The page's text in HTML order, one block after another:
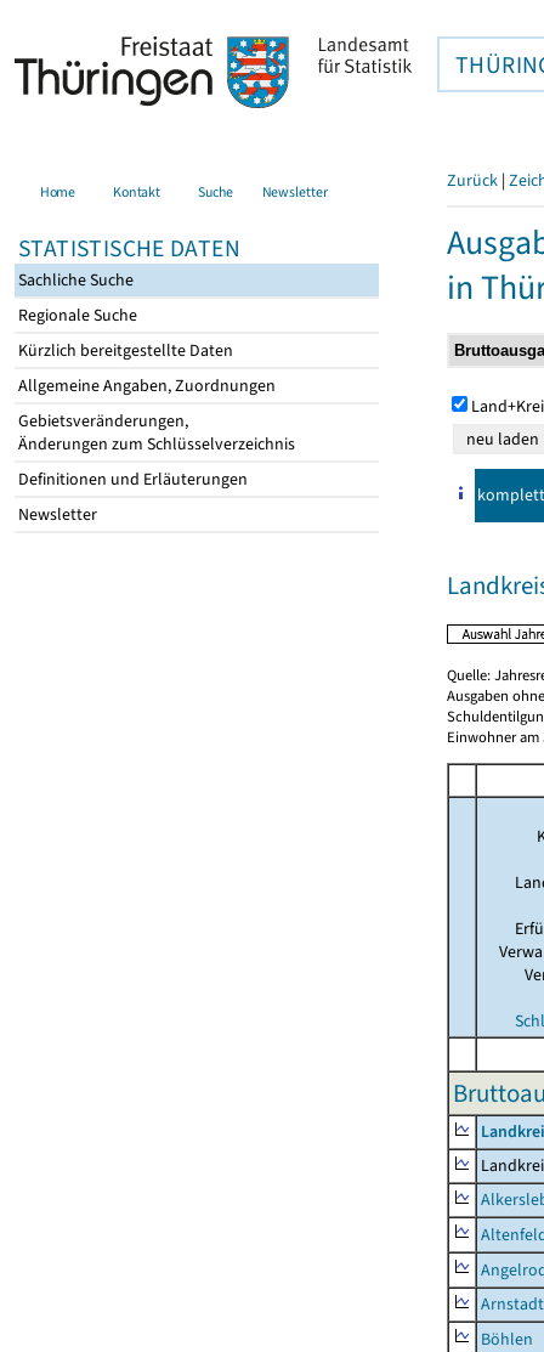
Home Kontakt Suche Newsletter
STATISTISCHE DATEN
Sachliche Suche
Regionale Suche
Kürzlich bereitgestellte Daten
Allgemeine Angaben, Zuordnungen
Gebietsveränderungen,
Änderungen zum Schlüsselverzeichnis
Definitionen und Erläuterungen
Newsletter
Zurück |
in
komplett
Quelle:
Ausgaben
Einwohner am
Böhlen